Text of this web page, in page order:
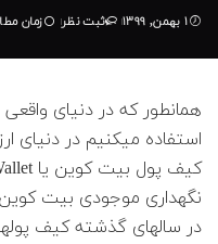
۱ بهمن, ۱۳۹۹ ثبت نظر زمان مطالعه
همانطور که در دنیای
استفاده میکنیم در دنیای
نگهداری موجودی بیت
در سالهای گذشته کیف